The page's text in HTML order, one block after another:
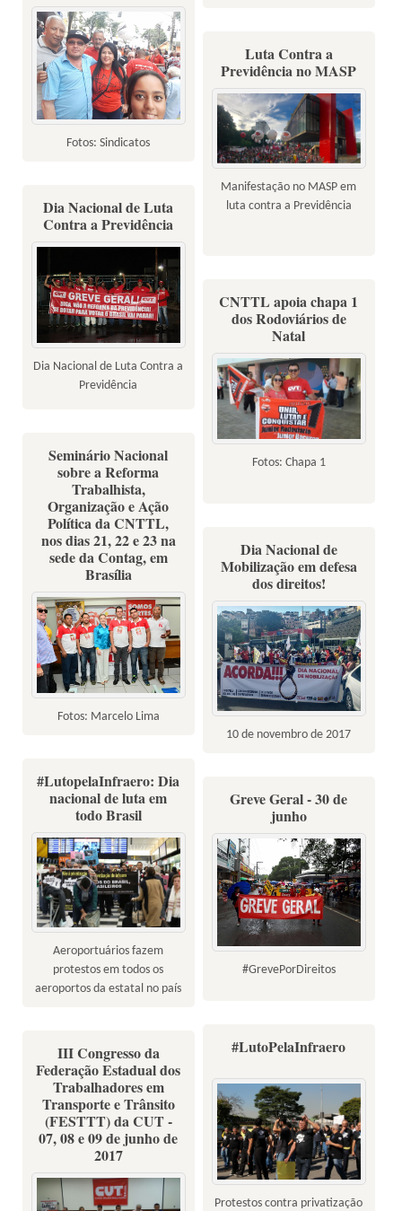
Fotos: Sindicatos
Luta Contra a
Previdência no MASP
Manifestação no MASP em
luta contra a Previdência
Dia Nacional de Luta
Contra a Previdência
Dia Nacional de Luta Contra a
Previdência
CNTTL apoia chapa 1
dos Rodoviários de
Natal
Fotos: Chapa 1
Seminário Nacional
sobre a Reforma
Trabalhista,
Organização e Ação
Política da CNTTL,
nos dias 21, 22 e 23 na
sede da Contag, em
Brasília
Fotos: Marcelo Lima
Dia Nacional de
Mobilização em defesa
dos direitos!
10 de novembro de 2017
#LutopelaInfraero: Dia
nacional de luta em
todo Brasil
Aeroportuários fazem
protestos em todos os
aeroportos da estatal no país
Greve Geral - 30 de
junho
#GrevePorDireitos
#LutoPelaInfraero
Protestos contra privatização
III Congresso da
Federação Estadual dos
Trabalhadores em
Transporte e Trânsito
(FESTTT) da CUT -
07, 08 e 09 de junho de
2017